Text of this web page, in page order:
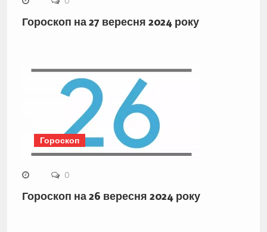
Гороскоп на 27 вересня 2024 року
Гороскоп
0
Гороскоп на 26 вересня 2024 року